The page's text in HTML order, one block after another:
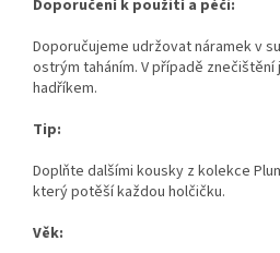
Doporučení k použití a péči:
Doporučujeme udržovat náramek v
ostrým taháním. V případě
hadříkem.
Tip:
Doplňte dalšími kousky z kolekce
který potěší každou holčičku.
Věk: